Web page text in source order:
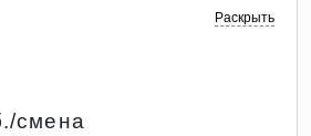
Раскрыть
смена